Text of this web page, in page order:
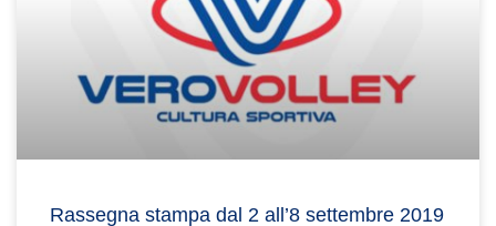
Rassegna stampa dal 2 all’8 settembre 2019